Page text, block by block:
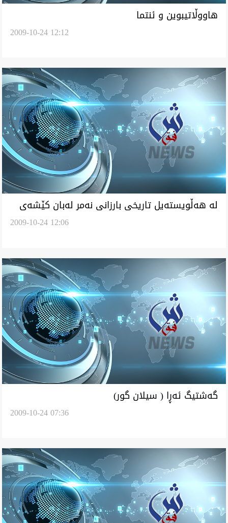
هاووڵاتيبوين و ئنتما
2009-10-24 12:12
له‌ هه‌ڵويسته‌يل تاريخی بارزانی نه‌مر له‌بان كێشه‌ی
2009-10-24 12:06
گه‌شتیگ ئه‌ڕا ( سیلان گور)
2009-10-24 07:36